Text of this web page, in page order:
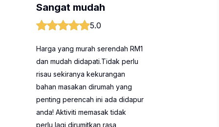
Sangat mudah
5.0
Harga yang murah serendah RM1
dan mudah didapati.Tidak perlu
risau sekiranya kekurangan
bahan masakan dirumah yang
penting perencah ini ada didapur
anda! Aktiviti memasak tidak
perlu lagi dirumitkan,rasa